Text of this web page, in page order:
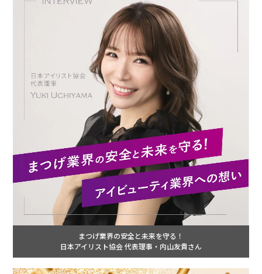
まつげ業界の安全と未来を守る！
日本アイリスト協会 代表理事・内山友貴さん